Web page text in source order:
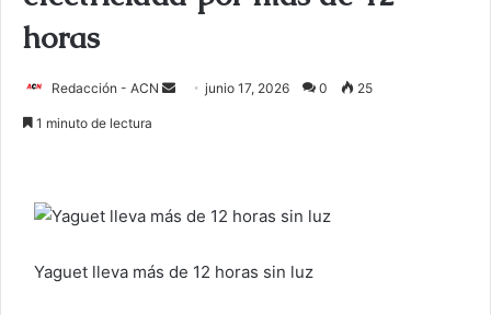
horas
Redacción - ACN
r
n
junio 17, 2026 0 25
1 minuto de lectura
Yaguet lleva más de 12 horas sin luz